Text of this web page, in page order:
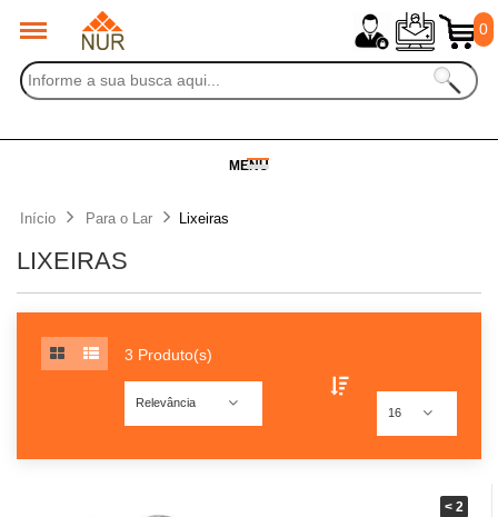
0
MENU
Início Para o Lar Lixeiras
LIXEIRAS
3 Produto(s)
16
Relevância
< 2